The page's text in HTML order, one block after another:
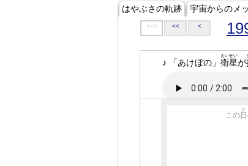
はやぶさの軌跡 宇宙からのメ
<<< << <
♪ 「あけぼの」 衛星
えいせい
が
この 日
ひ